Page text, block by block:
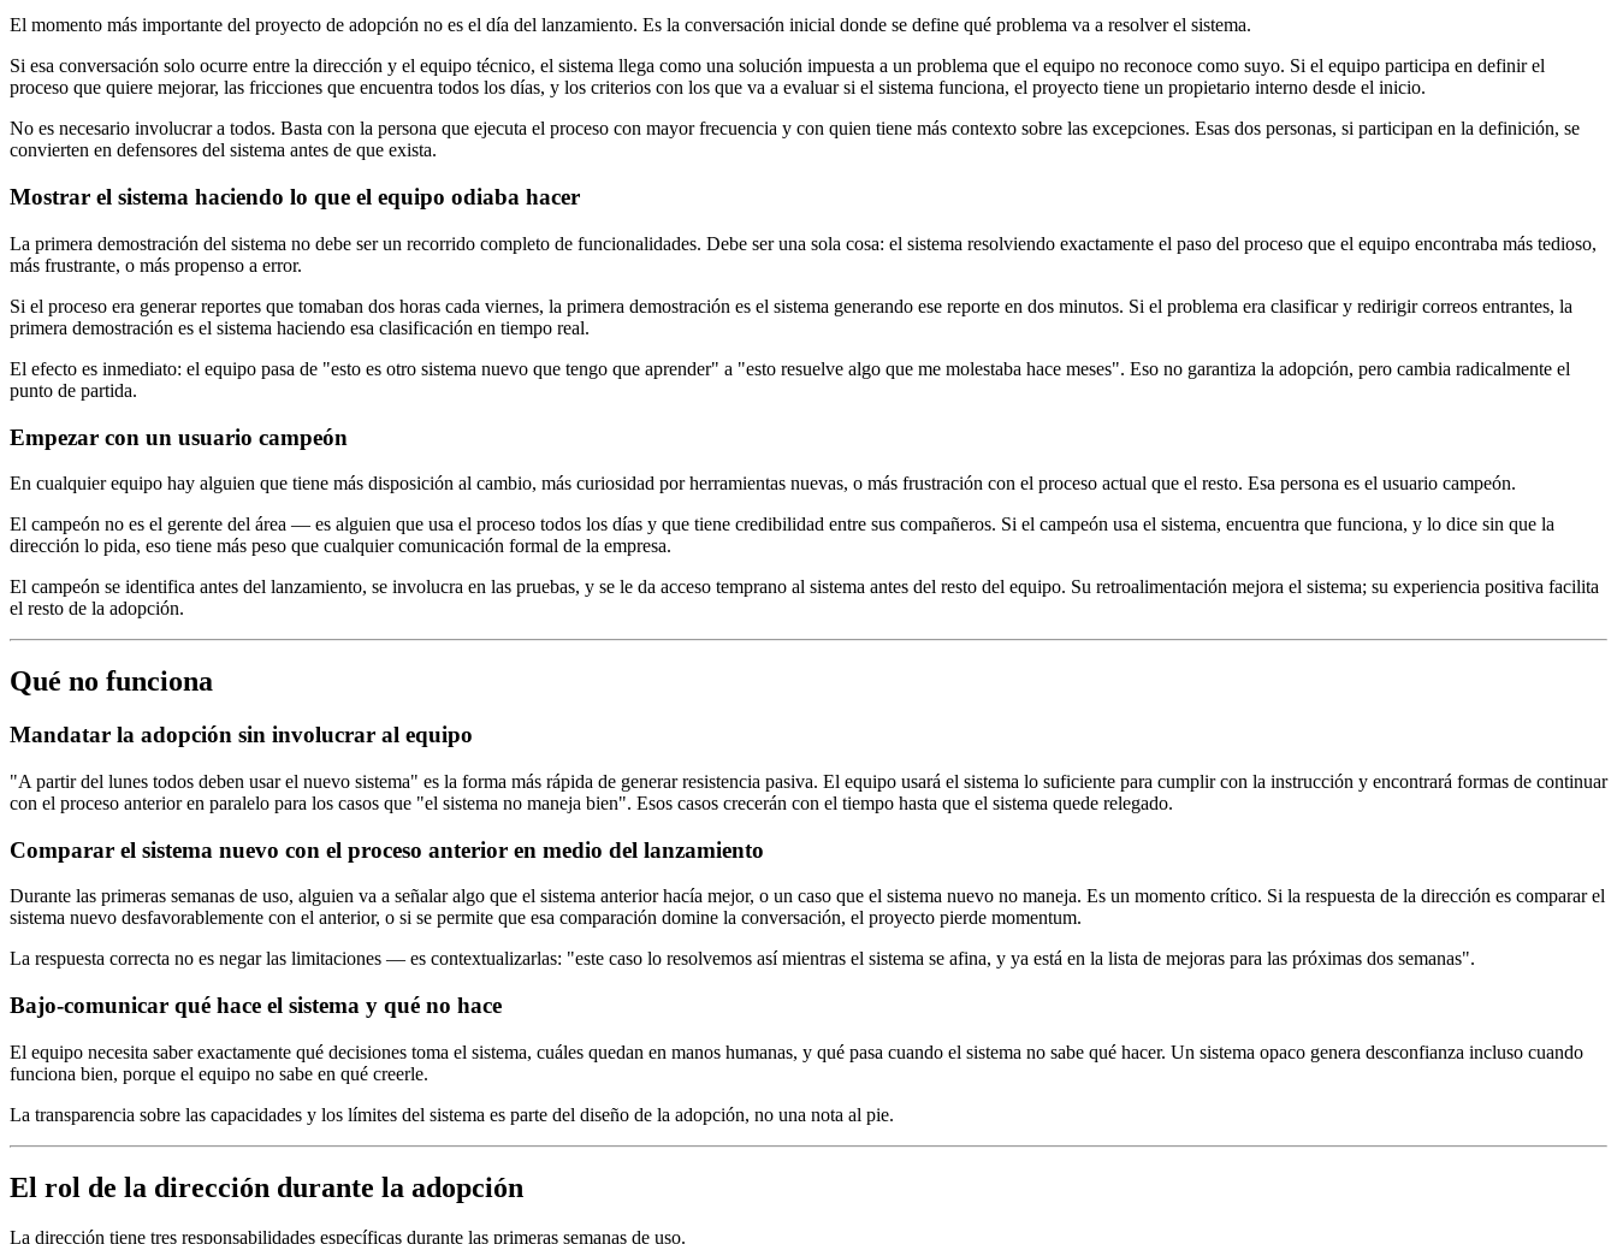
El momento más importante del proyecto de adopción no es el día del lanzamiento. Es la conversación inicial donde se define qué problema va a resolver el sistema.
Si esa conversación solo ocurre entre la dirección y el equipo técnico, el sistema llega como una solución impuesta a un problema que el equipo no reconoce como suyo. Si el equipo participa en definir el
proceso que quiere mejorar, las fricciones que encuentra todos los días, y los criterios con los que va a evaluar si el sistema funciona, el proyecto tiene un propietario interno desde el inicio.
No es necesario involucrar a todos. Basta con la persona que ejecuta el proceso con mayor frecuencia y con quien tiene más contexto sobre las excepciones. Esas dos personas, si participan en la definición, se
convierten en defensores del sistema antes de que exista.
Mostrar el sistema haciendo lo que el equipo odiaba hacer
La primera demostración del sistema no debe ser un recorrido completo de funcionalidades. Debe ser una sola cosa: el sistema resolviendo exactamente el paso del proceso que el equipo encontraba más tedioso,
más frustrante, o más propenso a error.
Si el proceso era generar reportes que tomaban dos horas cada viernes, la primera demostración es el sistema generando ese reporte en dos minutos. Si el problema era clasificar y redirigir correos entrantes, la
primera demostración es el sistema haciendo esa clasificación en tiempo real.
El efecto es inmediato: el equipo pasa de "esto es otro sistema nuevo que tengo que aprender" a "esto resuelve algo que me molestaba hace meses". Eso no garantiza la adopción, pero cambia radicalmente el
punto de partida.
Empezar con un usuario campeón
En cualquier equipo hay alguien que tiene más disposición al cambio, más curiosidad por herramientas nuevas, o más frustración con el proceso actual que el resto. Esa persona es el usuario campeón.
El campeón no es el gerente del área — es alguien que usa el proceso todos los días y que tiene credibilidad entre sus compañeros. Si el campeón usa el sistema, encuentra que funciona, y lo dice sin que la
dirección lo pida, eso tiene más peso que cualquier comunicación formal de la empresa.
El campeón se identifica antes del lanzamiento, se involucra en las pruebas, y se le da acceso temprano al sistema antes del resto del equipo. Su retroalimentación mejora el sistema; su experiencia positiva facilita
el resto de la adopción.
Qué no funciona
Mandatar la adopción sin involucrar al equipo
"A partir del lunes todos deben usar el nuevo sistema" es la forma más rápida de generar resistencia pasiva. El equipo usará el sistema lo suficiente para cumplir con la instrucción y encontrará formas de continuar
con el proceso anterior en paralelo para los casos que "el sistema no maneja bien". Esos casos crecerán con el tiempo hasta que el sistema quede relegado.
Comparar el sistema nuevo con el proceso anterior en medio del lanzamiento
Durante las primeras semanas de uso, alguien va a señalar algo que el sistema anterior hacía mejor, o un caso que el sistema nuevo no maneja. Es un momento crítico. Si la respuesta de la dirección es comparar el
sistema nuevo desfavorablemente con el anterior, o si se permite que esa comparación domine la conversación, el proyecto pierde momentum.
La respuesta correcta no es negar las limitaciones — es contextualizarlas: "este caso lo resolvemos así mientras el sistema se afina, y ya está en la lista de mejoras para las próximas dos semanas".
Bajo-comunicar qué hace el sistema y qué no hace
El equipo necesita saber exactamente qué decisiones toma el sistema, cuáles quedan en manos humanas, y qué pasa cuando el sistema no sabe qué hacer. Un sistema opaco genera desconfianza incluso cuando
funciona bien, porque el equipo no sabe en qué creerle.
La transparencia sobre las capacidades y los límites del sistema es parte del diseño de la adopción, no una nota al pie.
El rol de la dirección durante la adopción
La dirección tiene tres responsabilidades específicas durante las primeras semanas de uso.